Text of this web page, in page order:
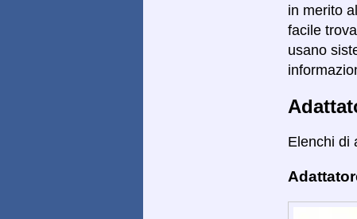
in merito
facile
usano
Elenchi di